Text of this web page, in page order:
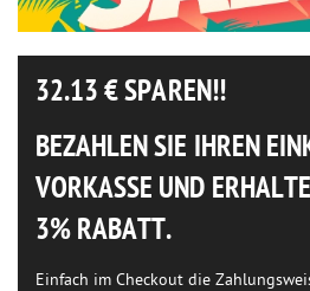
32.13€ SPAREN!!
BEZAHLEN SIE IHREN
VORKASSE UND
3% RABATT.
Einfach im Checkout die